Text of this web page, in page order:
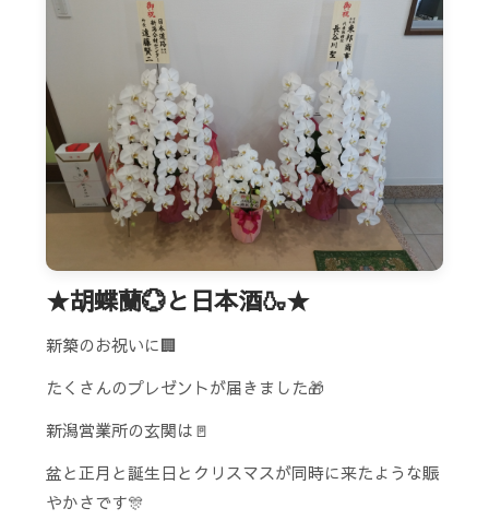
★胡蝶蘭💮と日本酒🍶★
新築のお祝いに🏢
たくさんのプレゼントが届きました🎁
新潟営業所の玄関は🚪
盆と正月と誕生日とクリスマスが同時に来たような賑
やかさです🎊